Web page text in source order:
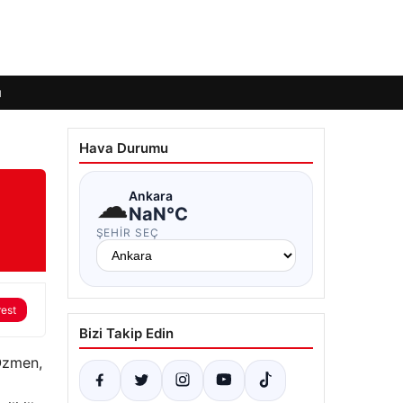
Hava Durumu
☁Ankara
NaN°C
ŞEHIR SEÇ
Bizi Takip Edin